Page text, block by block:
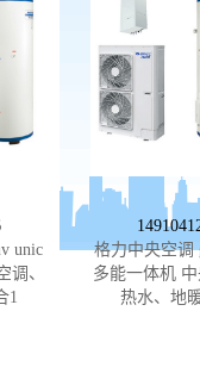
unic
调、
1
格力中央空调
多能一体机 中
热水、地